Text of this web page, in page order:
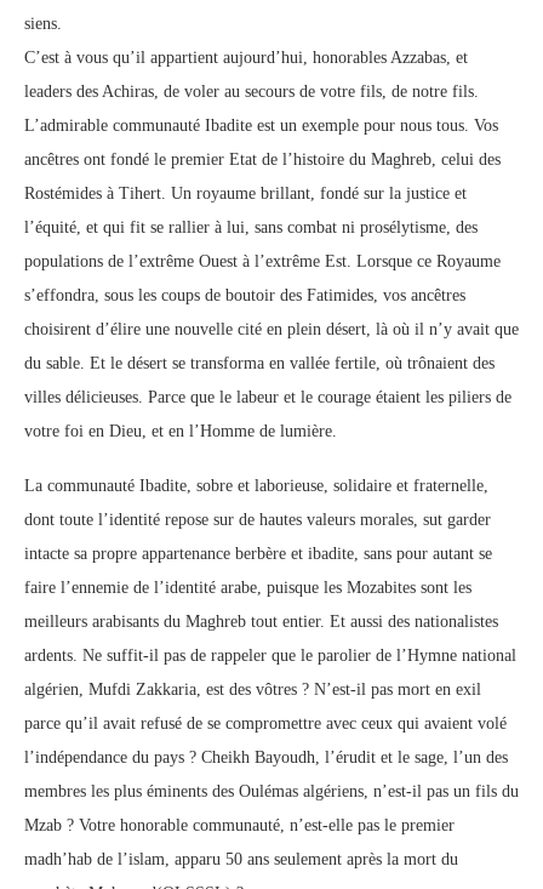
siens.
C’est à vous qu’il appartient aujourd’hui, honorables Azzabas, et
leaders des Achiras, de voler au secours de votre fils, de notre fils.
L’admirable communauté Ibadite est un exemple pour nous tous. Vos
ancêtres ont fondé le premier Etat de l’histoire du Maghreb, celui des
Rostémides à Tihert. Un royaume brillant, fondé sur la justice et
l’équité, et qui fit se rallier à lui, sans combat ni prosélytisme, des
populations de l’extrême Ouest à l’extrême Est. Lorsque ce Royaume
s’effondra, sous les coups de boutoir des Fatimides, vos ancêtres
choisirent d’élire une nouvelle cité en plein désert, là où il n’y avait que
du sable. Et le désert se transforma en vallée fertile, où trônaient des
villes délicieuses. Parce que le labeur et le courage étaient les piliers de
votre foi en Dieu, et en l’Homme de lumière.
La communauté Ibadite, sobre et laborieuse, solidaire et fraternelle,
dont toute l’identité repose sur de hautes valeurs morales, sut garder
intacte sa propre appartenance berbère et ibadite, sans pour autant se
faire l’ennemie de l’identité arabe, puisque les Mozabites sont les
meilleurs arabisants du Maghreb tout entier. Et aussi des nationalistes
ardents. Ne suffit-il pas de rappeler que le parolier de l’Hymne national
algérien, Mufdi Zakkaria, est des vôtres ? N’est-il pas mort en exil
parce qu’il avait refusé de se compromettre avec ceux qui avaient volé
l’indépendance du pays ? Cheikh Bayoudh, l’érudit et le sage, l’un des
membres les plus éminents des Oulémas algériens, n’est-il pas un fils du
Mzab ? Votre honorable communauté, n’est-elle pas le premier
madh’hab de l’islam, apparu 50 ans seulement après la mort du